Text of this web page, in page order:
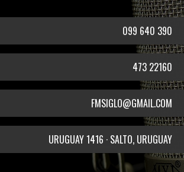
099 640 390
473 22160
FMSIGLO@GMAIL.COM
URUGUAY 1416 · SALTO, URUGUAY